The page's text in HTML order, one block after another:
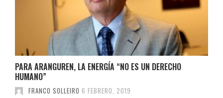
PARA ARANGUREN, LA ENERGÍA “NO ES UN DERECHO
HUMANO”
FRANCO SOLLEIRO 6 FEBRERO, 2019